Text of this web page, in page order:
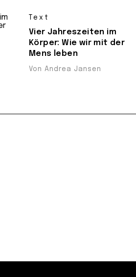
Text
Vier Jahreszeiten im
Körper: Wie wir mit der
Mens leben
Von Andrea Jansen